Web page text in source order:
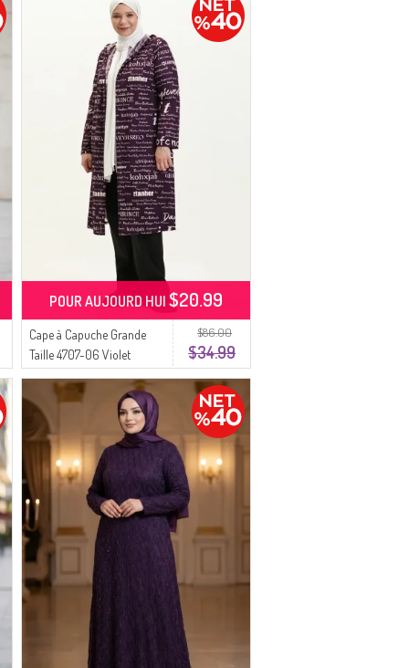
$86.00
$34.99
Cape à Capuche Grande
Taille 4707-06 Violet
POUR AUJOURD HUI$20.99